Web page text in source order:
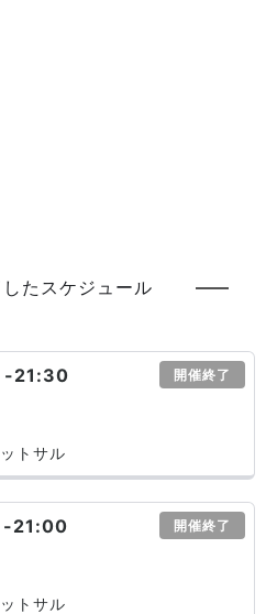
たスケジュール
-21:30 開催終了
トサル
-21:00 開催終了
トサル